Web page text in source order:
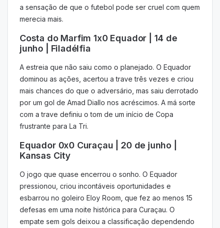
a sensação de que o futebol pode ser cruel com quem
merecia mais.
Costa do Marfim 1x0 Equador | 14 de
junho | Filadélfia
A estreia que não saiu como o planejado. O Equador
dominou as ações, acertou a trave três vezes e criou
mais chances do que o adversário, mas saiu derrotado
por um gol de Amad Diallo nos acréscimos. A má sorte
com a trave definiu o tom de um início de Copa
frustrante para La Tri.
Equador 0x0 Curaçau | 20 de junho |
Kansas City
O jogo que quase encerrou o sonho. O Equador
pressionou, criou incontáveis oportunidades e
esbarrou no goleiro Eloy Room, que fez ao menos 15
defesas em uma noite histórica para Curaçau. O
empate sem gols deixou a classificação dependendo